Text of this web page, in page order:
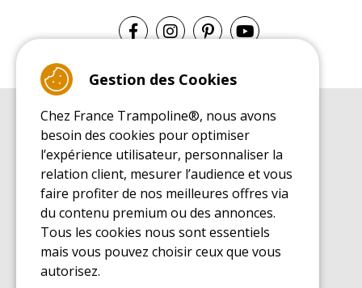
GUIDE D'ACHAT
Guide d'achat pour les trampolines de loisirs
GUIDE DE MONTAGE
Guide de montage pour les trampolines de loisirs
GUIDE D'ENTRETIEN
Guide d'entretien des trampolines de loisirs
GUIDE DÉCOUVERTE
Guide de découverte des trampolines de loisirs
GUIDE D'ACHAT PIÈCES DE RECHANGE
Gestion des Cookies
Chez France Trampoline®, nous avons
besoin des cookies pour optimiser
l’expérience utilisateur, personnaliser la
relation client, mesurer l’audience et vous
faire profiter de nos meilleures offres via
du contenu premium ou des annonces.
Tous les cookies nous sont essentiels
mais vous pouvez choisir ceux que vous
autorisez.